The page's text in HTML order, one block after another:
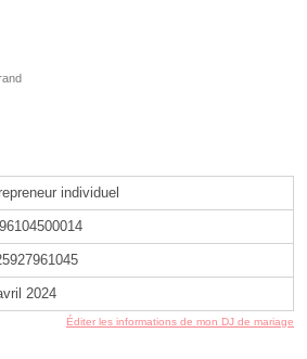
individuel
2024
Éditer les informations de mon DJ de mariage